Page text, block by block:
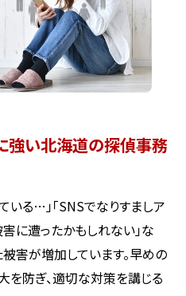
強い北海道の探偵事務
いる…」「SNSでなりすましア
害に遭ったかもしれない」な
被害が増加しています。早めの
を防ぎ、適切な対策を講じる